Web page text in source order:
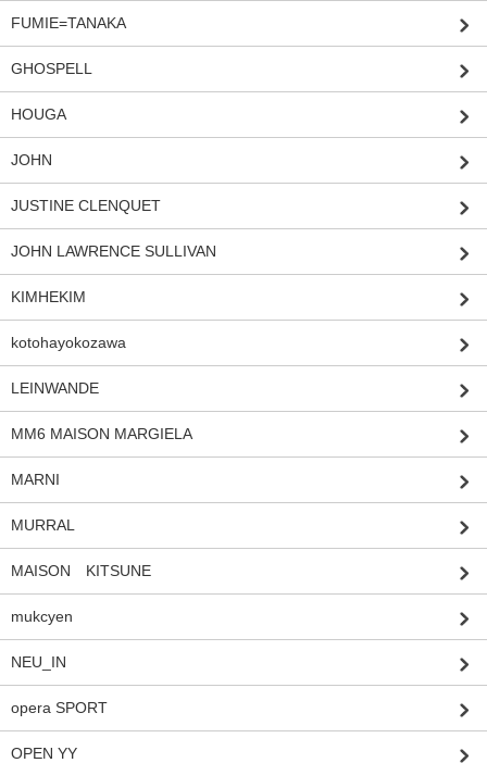
FUMIE=TANAKA
GHOSPELL
HOUGA
JOHN
JUSTINE CLENQUET
JOHN LAWRENCE SULLIVAN
KIMHEKIM
kotohayokozawa
LEINWANDE
MM6 MAISON MARGIELA
MARNI
MURRAL
MAISON KITSUNE
mukcyen
NEU_IN
opera SPORT
OPEN YY